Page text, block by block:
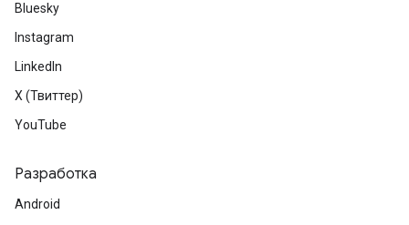
Bluesky
Instagram
LinkedIn
X (Твиттер)
YouTube
Разработка
Android